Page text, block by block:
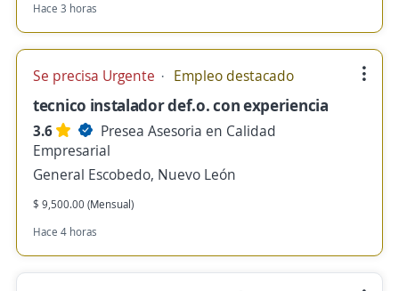
Hace 3 horas
Se precisa Urgente Empleo destacado
tecnico instalador def.o. con experiencia
3.6
Presea Asesoria en Calidad
Empresarial
General Escobedo, Nuevo León
$ 9,500.00 (Mensual)
Hace 4 horas